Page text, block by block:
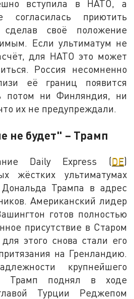
вступила в НАТО, а
приютить
своё положение
Если ультиматум не
для НАТО это может
Россия несомненно
её границ появится
потом ни Финляндия, ни
их не предупреждали.
не будет" – Трамп
Daily Express (DE)
жёстких ультиматумах
Трампа в адрес
Американский лидер
готов полностью
присутствие в Старом
этого снова стали его
на Гренландию.
крупнейшего
Трамп поднял в ходе
Турции Реджепом